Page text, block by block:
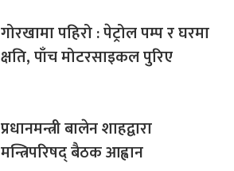
गोरखामा पहिरो : पेट्रोल पम्प र घरमा
क्षति, पाँच मोटरसाइकल पुरिए
प्रधानमन्त्री बालेन शाहद्वारा
मन्त्रिपरिषद् बैठक आह्वान